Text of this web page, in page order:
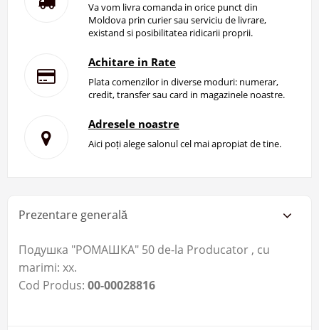
Va vom livra comanda in orice punct din
Moldova prin curier sau serviciu de livrare,
existand si posibilitatea ridicarii proprii.
Achitare in Rate
Plata comenzilor in diverse moduri: numerar,
credit, transfer sau card in magazinele noastre.
Adresele noastre
Aici poți alege salonul cel mai apropiat de tine.
Prezentare generală
Подушка "РОМАШКА" 50 de-la Producator ​, cu
marimi: xx.
Cod Produs: 00-00028816